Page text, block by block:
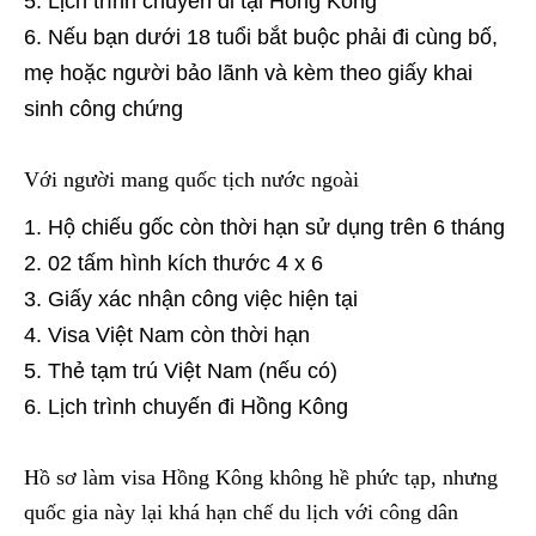
Nếu bạn dưới 18 tuổi bắt buộc phải đi cùng bố,
mẹ hoặc người bảo lãnh và kèm theo giấy khai
sinh công chứng
Với người mang quốc tịch nước ngoài
Hộ chiếu gốc còn thời hạn sử dụng trên 6 tháng
02 tấm hình kích thước 4 x 6
Giấy xác nhận công việc hiện tại
Visa Việt Nam còn thời hạn
Thẻ tạm trú Việt Nam (nếu có)
Lịch trình chuyến đi Hồng Kông
Hồ sơ làm visa Hồng Kông không hề phức tạp, nhưng
quốc gia này lại khá hạn chế du lịch với công dân